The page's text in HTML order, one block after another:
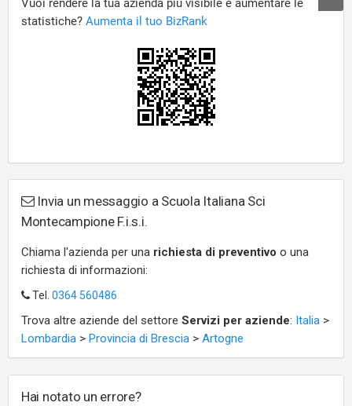
Invia un messaggio a Scuola Italiana Sci
Montecampione F.i.s.i.
Chiama l'azienda per una richiesta di preventivo o una
richiesta di informazioni:
Tel. 0364 560486
Trova altre aziende del settore Servizi per aziende: Italia >
Lombardia > Provincia di Brescia > Artogne
Hai notato un errore?